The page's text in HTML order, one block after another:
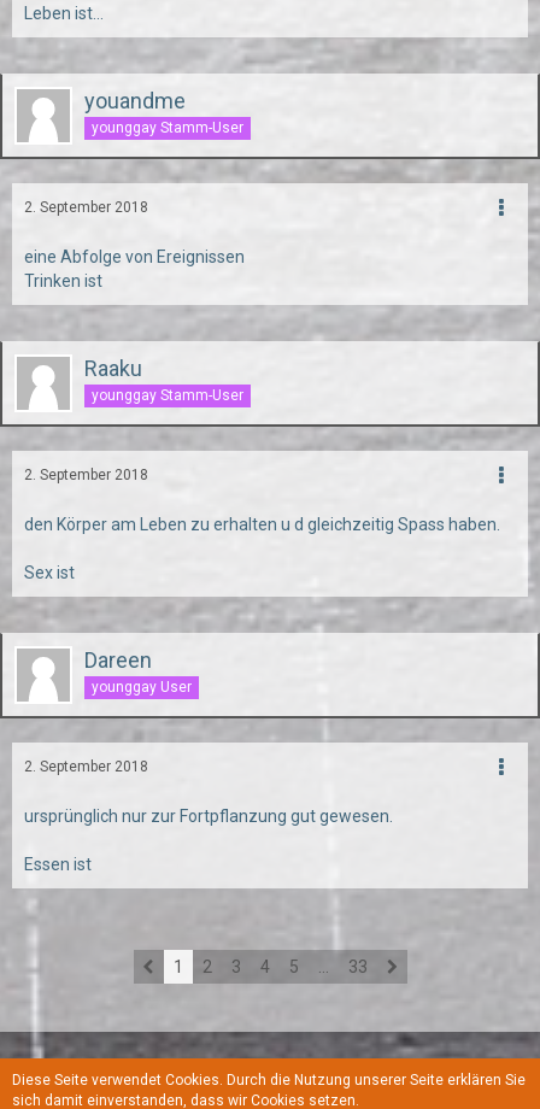
Leben ist...
youandme
younggay Stamm-User
2. September 2018
eine Abfolge von Ereignissen
Trinken ist
Raaku
younggay Stamm-User
2. September 2018
den Körper am Leben zu erhalten u d gleichzeitig Spass haben.
Sex ist
Dareen
younggay User
2. September 2018
ursprünglich nur zur Fortpflanzung gut gewesen.
Essen ist
1 2 3 4 5 33
Regeln Datenschutzerklärung Kontakt
Diese Seite verwendet Cookies. Durch die Nutzung unserer Seite erklären Sie
sich damit einverstanden, dass wir Cookies setzen.